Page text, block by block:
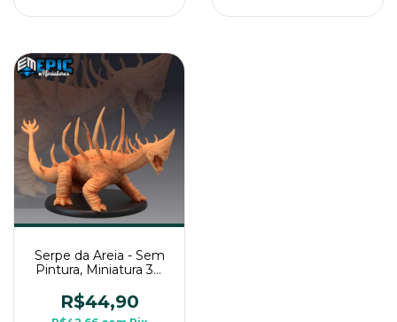
Serpe da Areia - Sem
Pintura, Miniatura 3D
Mesa
R$44,90